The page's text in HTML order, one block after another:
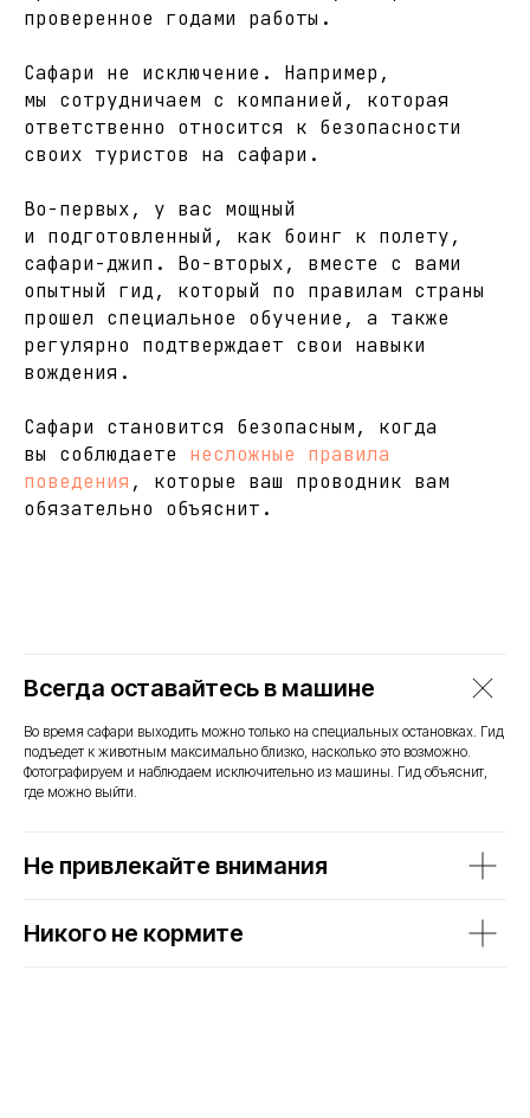
проверенное годами работы.
Сафари не исключение. Например,
мы сотрудничаем с компанией, которая
ответственно относится к безопасности
своих туристов на сафари.
Во-первых, у вас мощный
и подготовленный, как боинг к полету,
сафари-джип. Во-вторых, вместе с вами
опытный гид, который по правилам страны
прошел специальное обучение, а также
регулярно подтверждает свои навыки
вождения.
Сафари становится безопасным, когда
вы соблюдаете несложные правила
поведения , которые ваш проводник вам
обязательно объяснит.
Всегда оставайтесь в машине
Во время сафари выходить можно только на специальных остановках. Гид
подъедет к животным максимально близко, насколько это возможно.
Фотографируем и наблюдаем исключительно из машины. Гид объяснит,
где можно выйти.
Не привлекайте внимания
Никого не кормите